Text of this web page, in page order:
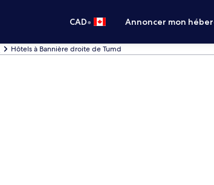
CAD• Annoncer mon
Hôtels à Bannière droite de Tumd